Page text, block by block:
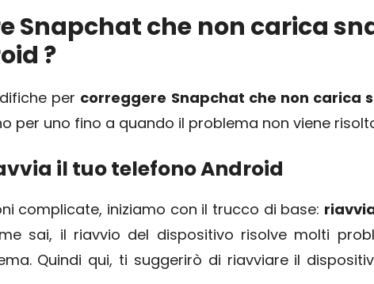
Snapchat che non carica
?
per correggere Snapchat che non carica
per uno fino a quando il problema non viene
il tuo telefono Android
complicate, iniziamo con il trucco di base:
sai, il riavvio del dispositivo risolve molti
Quindi qui, ti suggerirò di riavviare il